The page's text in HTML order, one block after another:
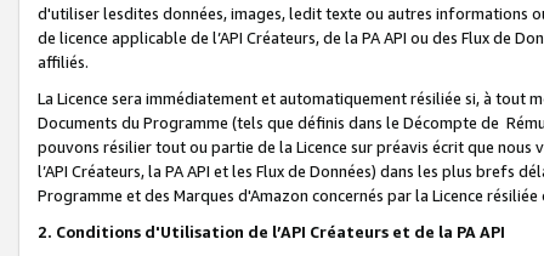
d'utiliser lesdites données, images, ledit texte ou autres informations
de licence applicable de l’API Créateurs, de la PA API ou des Flux de
affiliés.
La Licence sera immédiatement et automatiquement résiliée si, à
Documents du Programme (tels que définis dans le Décompte de
pouvons résilier tout ou partie de la Licence sur préavis écrit que
l’API Créateurs, la PA API et les Flux de Données) dans les plus
Programme et des Marques d'Amazon concernés par la Licence
2. Conditions d'Utilisation de l’API Créateurs et de la PA API